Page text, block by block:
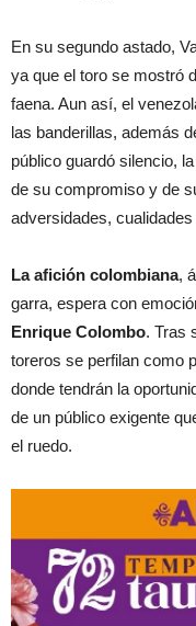
En su segundo astado,
ya que el toro se mostró
faena. Aun así, el
las banderillas, además
público guardó silencio,
de su compromiso y de
adversidades,
La afición colombiana,
garra, espera con
Enrique Colombo. Tras
toreros se perfilan como
donde tendrán la
de un público exigente
el ruedo.